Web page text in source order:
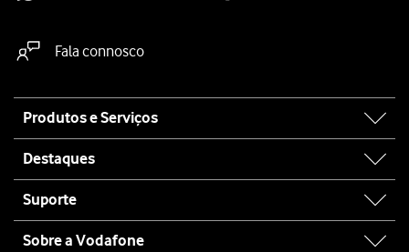
Fala connosco
map
Produtos e Serviços
Destaques
Suporte
Sobre a Vodafone